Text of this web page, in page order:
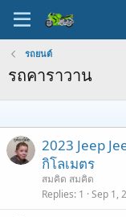
รถยนต์
รถคาราวาน
2023 Jeep
กิโลเมตร
สมคิด สมคิด
Replies 1 Sep 1,